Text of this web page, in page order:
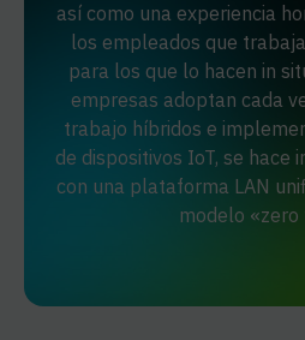
así como una experiencia
los empleados que
para los que lo hacen in
empresas adoptan cada
trabajo híbridos e
de dispositivos IoT, se hace
con una plataforma LAN
modelo «zero